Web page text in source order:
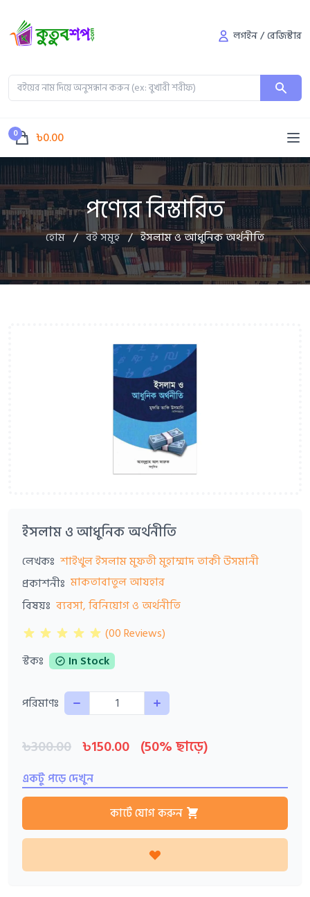
লগইন/রেজিস্টার
0 ৳0.00
পণ্যের বিস্তারিত
হোম / বই সমূহ / ইসলাম ও আধুনিক অর্থনীতি
ইসলাম ও আধুনিক অর্থনীতি
লেখকঃ শাইখুল ইসলাম মুফতী মুহাম্মাদ তাকী উসমানী
প্রকাশনীঃ মাকতাবাতুল আযহার
বিষয়ঃ ব্যবসা, বিনিয়োগ ও অর্থনীতি
(00 Reviews)
স্টকঃ
In Stock
পরিমাণঃ Quantity
৳300.00 ৳150.00 (50% ছাড়ে)
একটু পড়ে দেখুন
কার্টে যোগ করুন